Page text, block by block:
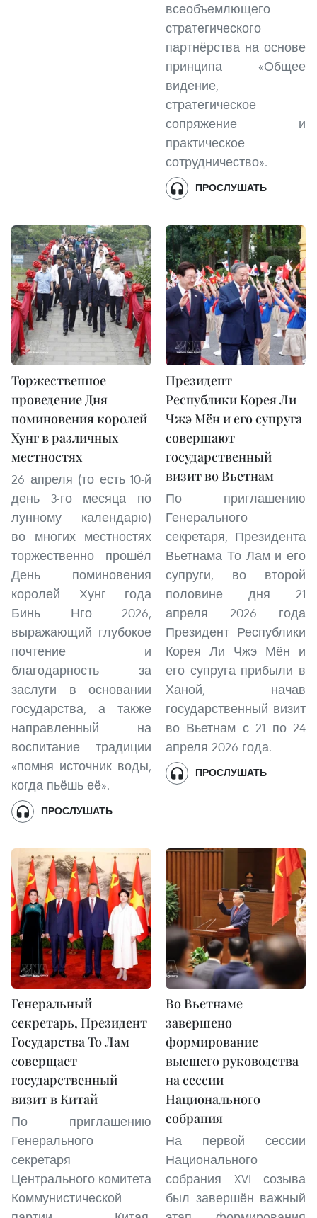
всеобъемлющего
стратегического
партнёрства на основе
принципа «Общее
видение,
стратегическое
сопряжение и
практическое
сотрудничество».
ПРОСЛУШАТЬ
Торжественное
проведение Дня
поминовения королей
Хунг в различных
местностях
26 апреля (то есть 10-й
день 3-го месяца по
лунному календарю)
во многих местностях
торжественно прошёл
День поминовения
королей Хунг года
Бинь Нго 2026,
выражающий глубокое
почтение и
благодарность за
заслуги в основании
государства, а также
направленный на
воспитание традиции
«помня источник воды,
когда пьёшь её».
ПРОСЛУШАТЬ
Президент
Республики Корея Ли
Чжэ Мён и его супруга
совершают
государственный
визит во Вьетнам
По приглашению
Генерального
секретаря, Президента
Вьетнама То Лам и его
супруги, во второй
половине дня 21
апреля 2026 года
Президент Республики
Корея Ли Чжэ Мён и
его супруга прибыли в
Ханой, начав
государственный визит
во Вьетнам с 21 по 24
апреля 2026 года.
ПРОСЛУШАТЬ
Генеральный
секретарь, Президент
Государства То Лам
соверщает
государственный
визит в Китай
По приглашению
Генерального
секретаря
Центрального комитета
Коммунистической
Во Вьетнаме
завершено
формирование
высшего руководства
на сессии
Национального
собрания
На первой сессии
Национального
собрания XVI созыва
был завершён важный